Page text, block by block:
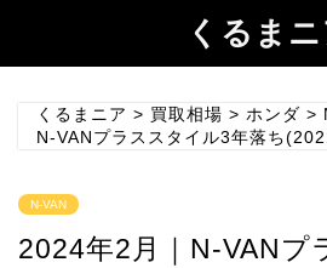
くるま
くるまニア > 買取相場 > ホンダ >
N-VANプラススタイル3年落ち
N-VAN
2024年2月｜N-VANプ